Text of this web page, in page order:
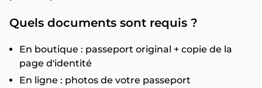
Quels documents sont requis ?
En boutique : passeport original + copie de la
page d'identité
En ligne : photos de votre passeport